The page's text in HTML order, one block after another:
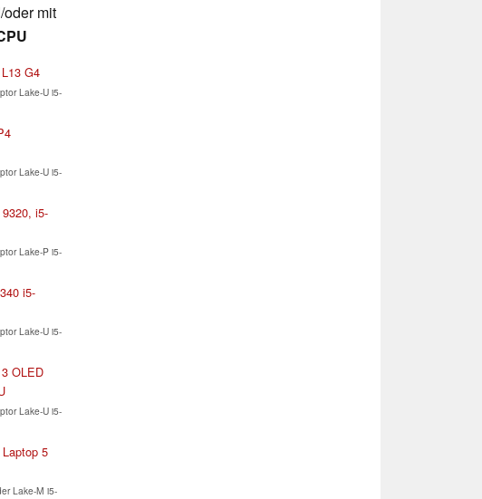
oder mit
G4
Lake-U i5-
Lake-U i5-
i5-
Lake-P i5-
i5-
Lake-U i5-
OLED
Lake-U i5-
5
Lake-M i5-